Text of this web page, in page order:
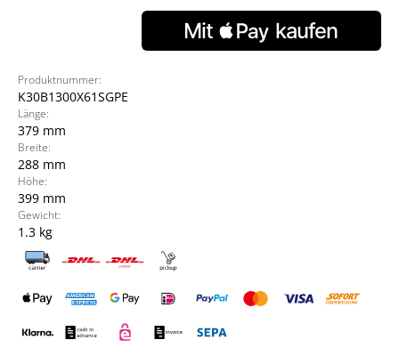
Produktnummer:
K30B1300X61SGPE
Länge:
379 mm
Breite:
288 mm
Höhe:
399 mm
Gewicht:
1.3 kg